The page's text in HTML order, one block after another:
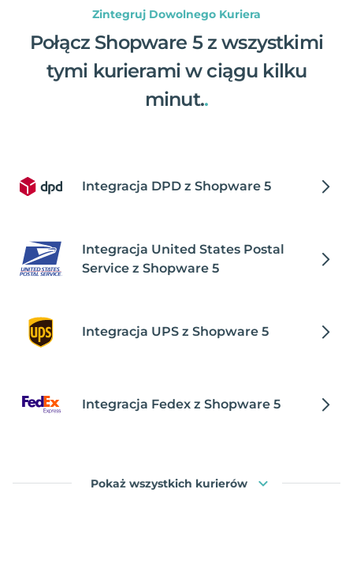
Zintegruj Dowolnego Kuriera
Połącz Shopware 5 z wszystkimi
tymi kurierami w ciągu kilku
minut..
Integracja DPD z Shopware 5
Integracja United States Postal
Service z Shopware 5
Integracja UPS z Shopware 5
Integracja Fedex z Shopware 5
Pokaż wszystkich kurierów